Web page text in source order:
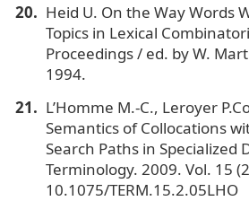
Heid U. On the Way Words
Topics in Lexical
Proceedings / ed. by W.
1994.
L’Homme M.-C., Leroyer
Semantics of Collocations
Search Paths in Specialized
Terminology. 2009. Vol. 15
10.1075/TERM.15.2.05LHO